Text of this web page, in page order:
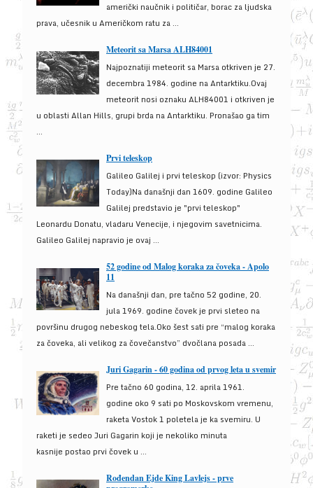
američki naučnik i političar, borac za ljudska
prava, učesnik u Američkom ratu za ...
Meteorit sa Marsa ALH84001
Najpoznatiji meteorit sa Marsa otkriven je 27.
decembra 1984. godine na Antarktiku.Ovaj
meteorit nosi oznaku ALH84001 i otkriven je
u oblasti Allan Hills, grupi brda na Antarktiku. Pronašao ga tim
...
Prvi teleskop
Galileo Galilej i prvi teleskop (izvor: Physics
Today)Na današnji dan 1609. godine Galileo
Galilej predstavio je "prvi teleskop"
Leonardu Donatu, vladaru Venecije, i njegovim savetnicima.
Galileo Galilej napravio je ovaj ...
52 godine od Malog koraka za čoveka - Apolo
11
Na današnji dan, pre tačno 52 godine, 20.
jula 1969. godine čovek je prvi sleteo na
površinu drugog nebeskog tela.Oko šest sati pre “malog koraka
za čoveka, ali velikog za čovečanstvo” dvočlana posada ...
Juri Gagarin - 60 godina od prvog leta u svemir
Pre tačno 60 godina, 12. aprila 1961.
godine oko 9 sati po Moskovskom vremenu,
raketa Vostok 1 poletela je ka svemiru. U
raketi je sedeo Juri Gagarin koji je nekoliko minuta
kasnije postao prvi čovek u ...
Rođendan Ejde King Lavlejs - prve